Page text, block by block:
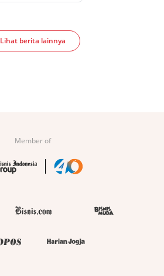
Lihat berita lainnya
Member of